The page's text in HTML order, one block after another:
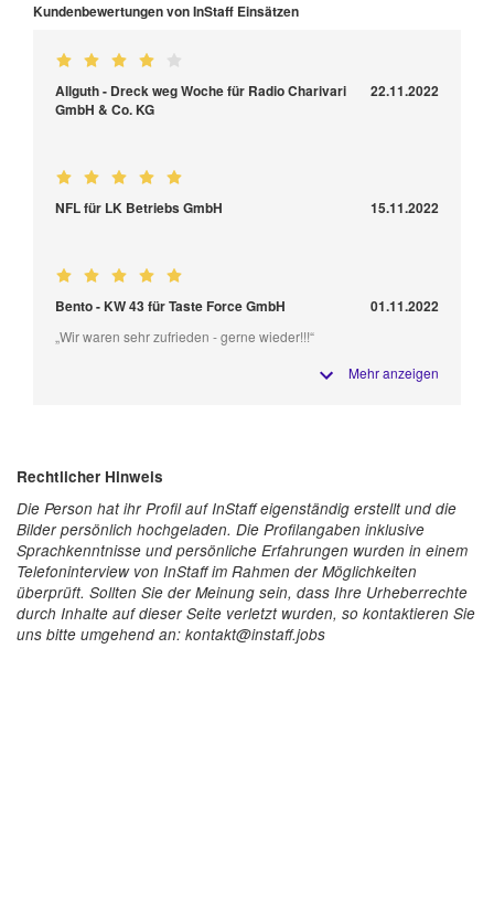
Kundenbewertungen von InStaff Einsätzen
Allguth - Dreck weg Woche für Radio Charivari
GmbH & Co. KG
22.11.2022
NFL für LK Betriebs GmbH 15.11.2022
Bento - KW 43 für Taste Force GmbH 01.11.2022
„Wir waren sehr zufrieden - gerne wieder!!!“
Mehr anzeigen
Rechtlicher Hinweis
Die Person hat ihr Profil auf InStaff eigenständig erstellt und die
Bilder persönlich hochgeladen. Die Profilangaben inklusive
Sprachkenntnisse und persönliche Erfahrungen wurden in einem
Telefoninterview von InStaff im Rahmen der Möglichkeiten
überprüft. Sollten Sie der Meinung sein, dass Ihre Urheberrechte
durch Inhalte auf dieser Seite verletzt wurden, so kontaktieren Sie
uns bitte umgehend an: kontakt@instaff.jobs